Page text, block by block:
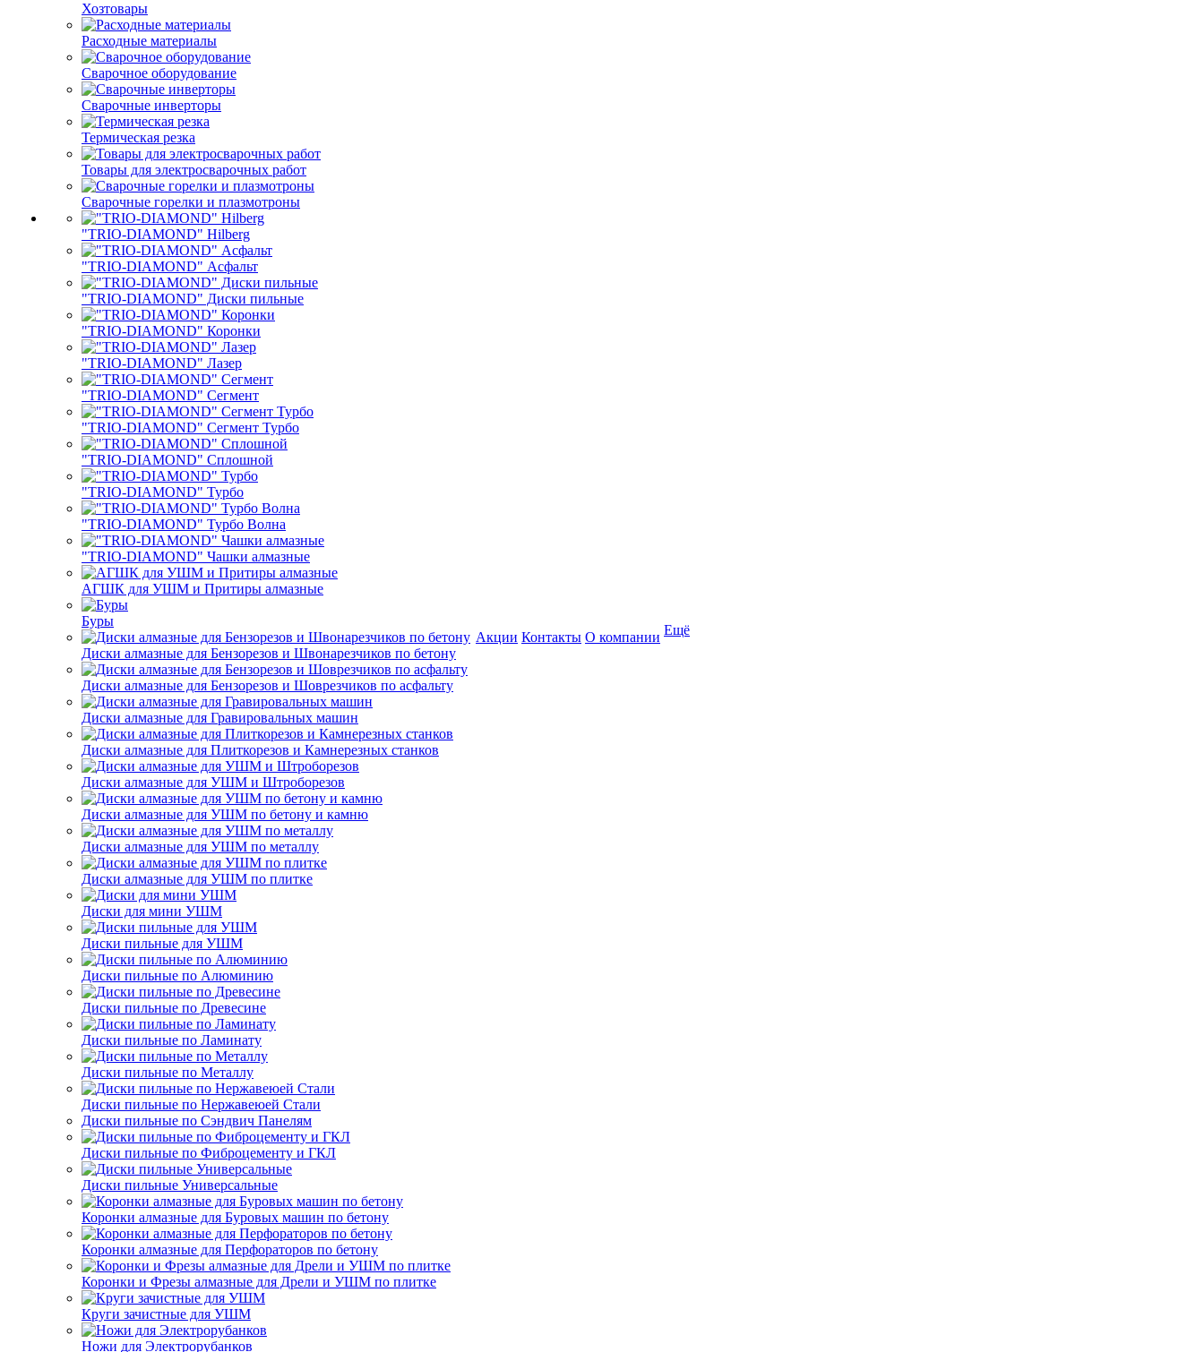
Хозтовары
Расходные материалы
Сварочное оборудование
Сварочные инверторы
Термическая резка
Товары для электросварочных работ
Сварочные горелки и плазмотроны
"TRIO-DIAMOND" Hilberg
"TRIO-DIAMOND" Асфальт
"TRIO-DIAMOND" Диски пильные
"TRIO-DIAMOND" Коронки
"TRIO-DIAMOND" Лазер
"TRIO-DIAMOND" Сегмент
"TRIO-DIAMOND" Сегмент Турбо
"TRIO-DIAMOND" Сплошной
"TRIO-DIAMOND" Турбо
"TRIO-DIAMOND" Турбо Волна
"TRIO-DIAMOND" Чашки алмазные
АГШК для УШМ и Притиры алмазные
Буры
Диски алмазные для Бензорезов и Швонарезчиков по бетону
Диски алмазные для Бензорезов и Шоврезчиков по асфальту
Диски алмазные для Гравировальных машин
Диски алмазные для Плиткорезов и Камнерезных станков
Диски алмазные для УШМ и Штроборезов
Диски алмазные для УШМ по бетону и камню
Диски алмазные для УШМ по металлу
Диски алмазные для УШМ по плитке
Диски для мини УШМ
Диски пильные для УШМ
Диски пильные по Алюминию
Диски пильные по Древесине
Диски пильные по Ламинату
Диски пильные по Металлу
Диски пильные по Нержавеюей Стали
Диски пильные по Сэндвич Панелям
Диски пильные по Фиброцементу и ГКЛ
Диски пильные Универсальные
Коронки алмазные для Буровых машин по бетону
Коронки алмазные для Перфораторов по бетону
Коронки и Фрезы алмазные для Дрели и УШМ по плитке
Круги зачистные для УШМ
Ножи для Электрорубанков
Акции Контакты О компании Ещё